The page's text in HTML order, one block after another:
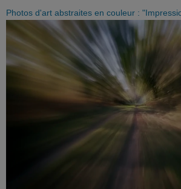
Photos d'art abstraites en couleur :